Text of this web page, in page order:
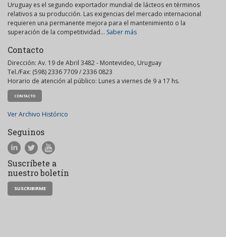
Uruguay es el segundo exportador mundial de lácteos en términos
relativos a su producción. Las exigencias del mercado internacional
requieren una permanente mejora para el mantenimiento o la
superación de la competitividad... Saber más
Contacto
Dirección: Av. 19 de Abril 3482 - Montevideo, Uruguay
Tel./Fax: (598) 2336 7709 / 2336 0823
Horario de atención al público: Lunes a viernes de 9 a 17 hs.
CONTACTO
Ver Archivo Histórico
Seguinos
Suscríbete a
nuestro boletín
SUSCRIBIRME